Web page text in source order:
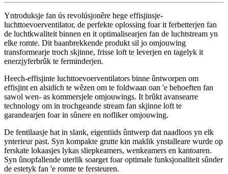
Yntroduksje fan ús revolúsjonêre hege effisjinsje-
luchttoevoerventilator, de perfekte oplossing foar it ferbetterjen fan
de luchtkwaliteit binnen en it optimalisearjen fan de luchtstream yn
elke romte. Dit baanbrekkende produkt sil jo omjouwing
transformearje troch skjinne, frisse loft te leverjen en tagelyk it
enerzjyferbrûk te ferminderjen.
Heech-effisjinte luchttoevoerventilators binne ûntworpen om
effisjint en alsidich te wêzen om te foldwaan oan 'e behoeften fan
sawol wen- as kommersjele omjouwings. It brûkt avansearre
technology om in trochgeande stream fan skjinne loft te
garandearjen foar in sûnere en nofliker omjouwing.
De fentilaasje hat in slank, eigentiids ûntwerp dat naadloos yn elk
ynterieur past. Syn kompakte grutte kin maklik ynstalleare wurde op
ferskate lokaasjes lykas sliepkeamers, wenkeamers en kantoaren.
Syn ûnopfallende uterlik soarget foar optimale funksjonaliteit sûnder
de estetyk fan 'e romte te fersteuren.